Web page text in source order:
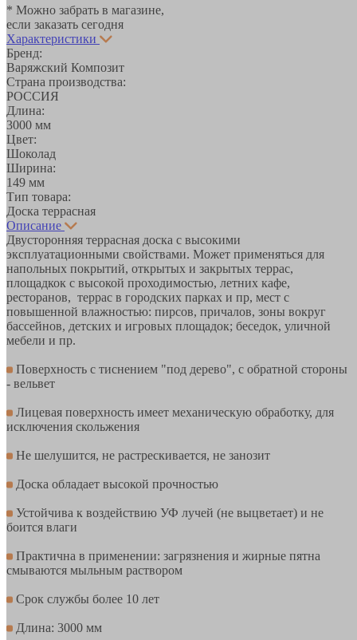
* Можно забрать в магазине,
если заказать сегодня
Характеристики
Бренд:
Варяжский Композит
Страна производства:
РОССИЯ
Длина:
3000 мм
Цвет:
Шоколад
Ширина:
149 мм
Тип товара:
Доска террасная
Описание
Двусторонняя террасная доска с высокими
эксплуатационными свойствами. Может применяться для
напольных покрытий, открытых и закрытых террас,
площадкок с высокой проходимостью, летних кафе,
ресторанов, террас в городских парках и пр, мест с
повышенной влажностью: пирсов, причалов, зоны вокруг
бассейнов, детских и игровых площадок; беседок, уличной
мебели и пр.
Поверхность с тиснением "под дерево", с обратной стороны
- вельвет
Лицевая поверхность имеет механическую обработку, для
исключения скольжения
Не шелушится, не растрескивается, не занозит
Доска обладает высокой прочностью
Устойчива к воздействию УФ лучей (не выцветает) и не
боится влаги
Практична в применении: загрязнения и жирные пятна
смываются мыльным раствором
Срок службы более 10 лет
Длина: 3000 мм